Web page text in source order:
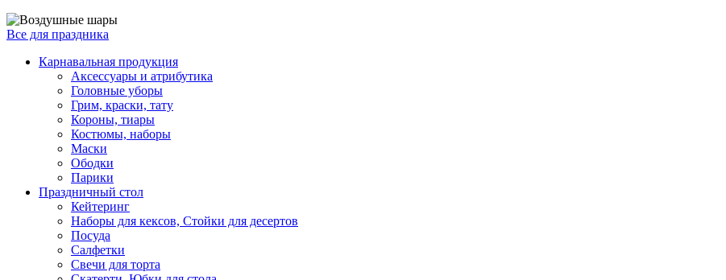
Все для праздника
Карнавальная продукция
Аксессуары и атрибутика
Головные уборы
Грим, краски, тату
Короны, тиары
Костюмы, наборы
Маски
Ободки
Парики
Праздничный стол
Кейтеринг
Наборы для кексов, Стойки для десертов
Посуда
Салфетки
Свечи для торта